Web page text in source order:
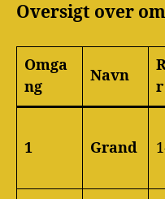
Oversigt over
Omga
ng
Navn
r
1 Grand